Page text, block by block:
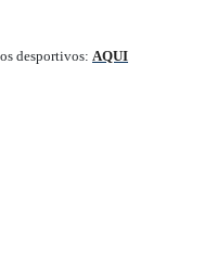
desportivos: AQUI